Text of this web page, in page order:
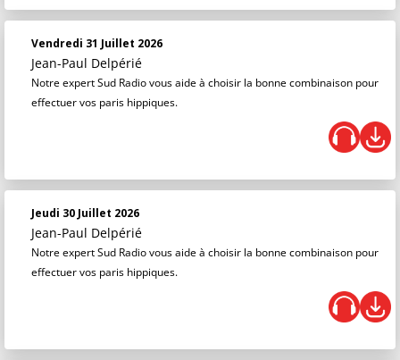
Vendredi 31 Juillet 2026
Jean-Paul Delpérié
Notre expert Sud Radio vous aide à choisir la bonne combinaison pour
effectuer vos paris hippiques.
Jeudi 30 Juillet 2026
Jean-Paul Delpérié
Notre expert Sud Radio vous aide à choisir la bonne combinaison pour
effectuer vos paris hippiques.